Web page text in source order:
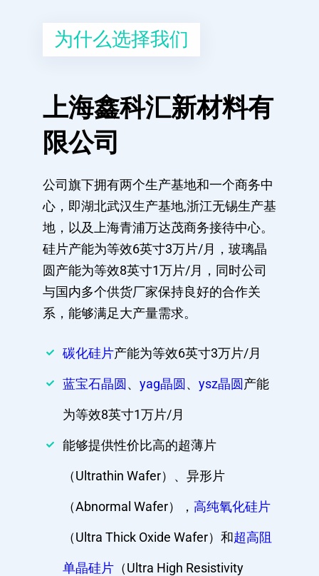
为什么选择我们
上海鑫科汇新材料有
限公司
公司旗下拥有两个生产基地和一个商务中
心，即湖北武汉生产基地,浙江无锡生产基
地，以及上海青浦万达茂商务接待中心。
硅片产能为等效6英寸3万片/月，玻璃晶
圆产能为等效8英寸1万片/月，同时公司
与国内多个供货厂家保持良好的合作关
系，能够满足大产量需求。
碳化硅片产能为等效6英寸3万片/月
蓝宝石晶圆 、 yag晶圆 、 ysz晶圆 产能
为等效8英寸1万片/月
能够提供性价比高的超薄片
（Ultrathin Wafer）、异形片
（Abnormal Wafer）， 高纯氧化硅片
（Ultra Thick Oxide Wafer）和超高阻
单晶硅片 （Ultra High Resistivity